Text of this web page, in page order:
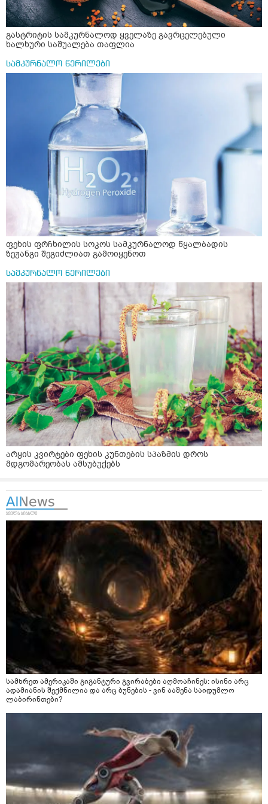
გასტრიტის სამკურნალოდ ყველაზე გავრცელებული
ხალხური საშუალება თაფლია
სამკურნალო წერილები
ფეხის ფრჩხილის სოკოს სამკურნალოდ წყალბადის
ზეჟანგი შეგიძლიათ გამოიყენოთ
სამკურნალო წერილები
არყის კვირტები ფეხის კუნთების სპაზმის დროს
მდგომარეობას ამსუბუქებს
სამხრეთ ამერიკაში გიგანტური გვირაბები აღმოაჩინეს: ისინი არც
ადამიანის შექმნილია და არც ბუნების - ვინ ააშენა საიდუმლო
ლაბირინთები?